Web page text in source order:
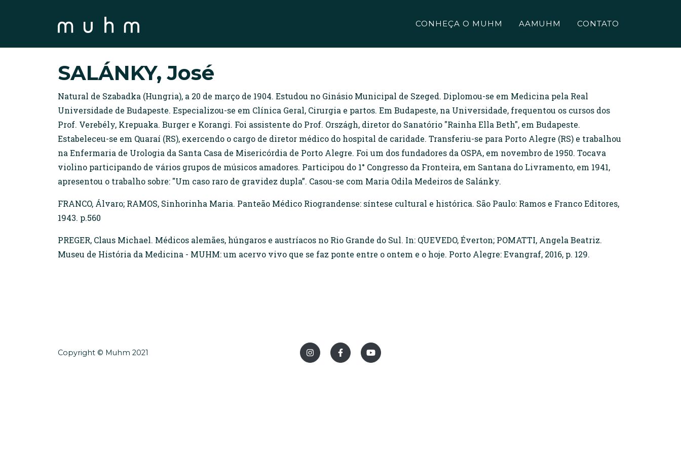
CONHEÇA O MUHM AAMUHM CONTATO
SALÁNKY, José
Natural de Szabadka (Hungria), a 20 de março de 1904. Estudou no Ginásio Municipal de Szeged. Diplomou-se em Medicina pela Real
Universidade de Budapeste. Especializou-se em Clínica Geral, Cirurgia e partos. Em Budapeste, na Universidade, frequentou os cursos dos
Prof. Verebély, Krepuaka. Burger e Korangi. Foi assistente do Prof. Országh, diretor do Sanatório "Rainha Ella Beth", em Budapeste.
Estabeleceu-se em Quaraí (RS), exercendo o cargo de diretor médico do hospital de caridade. Transferiu-se para Porto Alegre (RS) e trabalhou
na Enfermaria de Urologia da Santa Casa de Misericórdia de Porto Alegre. Foi um dos fundadores da OSPA, em novembro de 1950. Tocava
violino participando de vários grupos de músicos amadores. Participou do 1° Congresso da Fronteira, em Santana do Livramento, em 1941,
apresentou o trabalho sobre: "Um caso raro de gravidez dupla”. Casou-se com Maria Odila Medeiros de Salánky.
FRANCO, Álvaro; RAMOS, Sinhorinha Maria. Panteão Médico Riograndense: síntese cultural e histórica. São Paulo: Ramos e Franco Editores,
1943. p.560
PREGER, Claus Michael. Médicos alemães, húngaros e austríacos no Rio Grande do Sul. In: QUEVEDO, Éverton; POMATTI, Angela Beatriz.
Museu de História da Medicina - MUHM: um acervo vivo que se faz ponte entre o ontem e o hoje. Porto Alegre: Evangraf, 2016, p. 129.
Copyright © Muhm 2021